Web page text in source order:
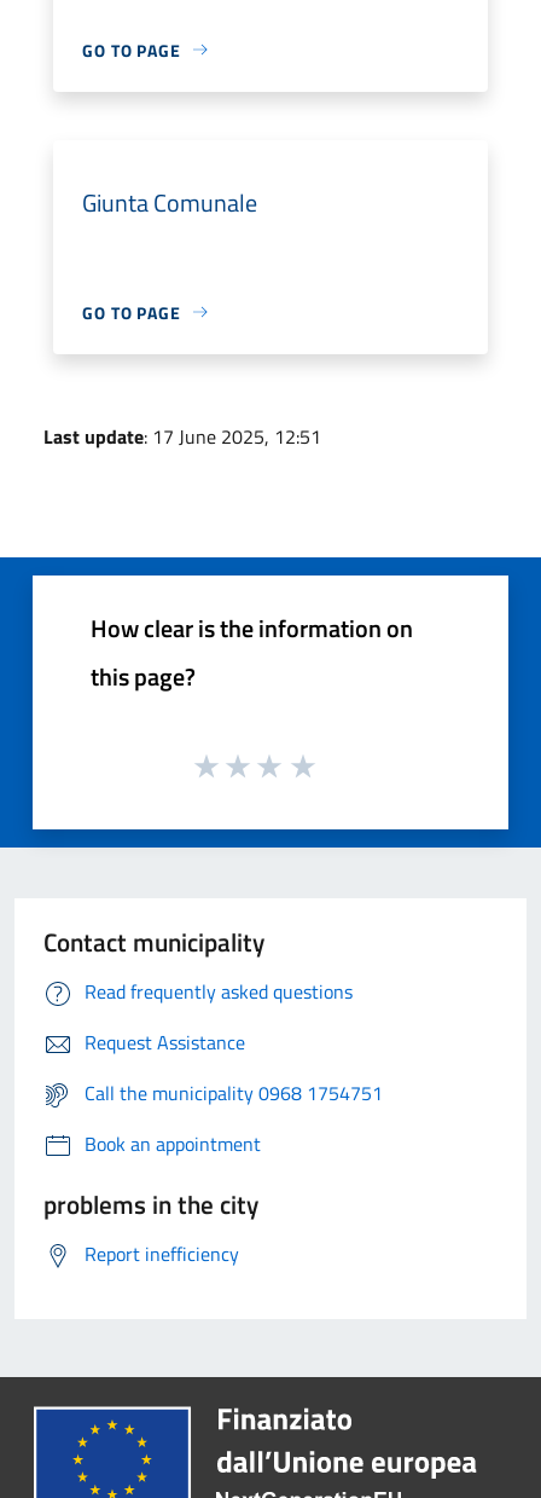
GO TO PAGE
Giunta Comunale
GO TO PAGE
Last update: 17 June 2025, 12:51
How clear is the information on
this page?
Contact municipality
Read frequently asked questions
Request Assistance
Call the municipality 0968 1754751
Book an appointment
problems in the city
Report inefficiency